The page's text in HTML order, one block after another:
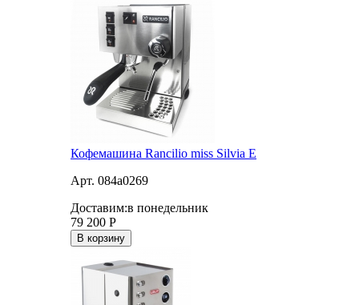
Кофемашина Rancilio miss Silvia E
Арт. 084a0269
Доставим:в понедельник
79 200 Р
В корзину